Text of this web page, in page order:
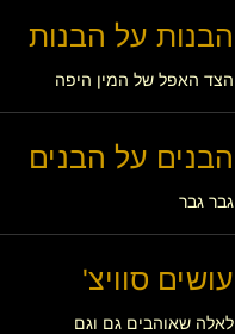
הבנות על הבנות
הצד האפל של המין היפה
הבנים על הבנים
גבר גבר
עושים סוויצ'
לאלה שאוהבים גם וגם